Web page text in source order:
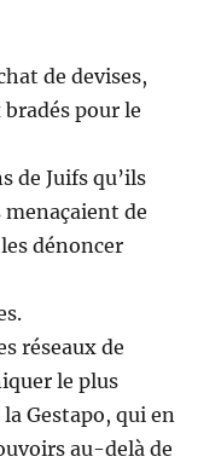
de devises,
bradés pour le
de Juifs qu’ils
de
dénoncer
réseaux de
le plus
Gestapo, qui en
au-delà de